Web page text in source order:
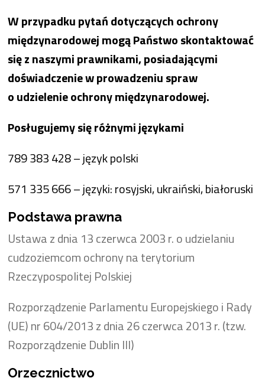
W przypadku pytań dotyczących ochrony
międzynarodowej mogą Państwo skontaktować
się z naszymi prawnikami, posiadającymi
doświadczenie w prowadzeniu spraw
o udzielenie ochrony międzynarodowej.
Posługujemy się różnymi językami
789 383 428 – język polski
571 335 666 – języki: rosyjski, ukraiński, białoruski
Podstawa prawna
Ustawa z dnia 13 czerwca 2003 r. o udzielaniu
cudzoziemcom ochrony na terytorium
Rzeczypospolitej Polskiej
Rozporządzenie Parlamentu Europejskiego i Rady
(UE) nr 604/2013 z dnia 26 czerwca 2013 r. (tzw.
Rozporządzenie Dublin III)
Orzecznictwo